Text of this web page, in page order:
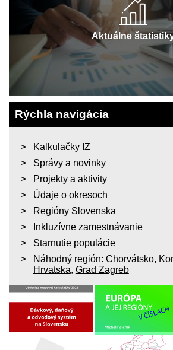
Aktuálne
Rýchla navigácia
Kalkulačky IZ
Správy a novinky
Projekty a aktivity
Údaje o okresoch
Regióny Slovenska
Inkluzívne zamestnávanie
Starnutie populácie
Náhodný región: Chorvátsko,
Hrvatska, Grad Zagreb